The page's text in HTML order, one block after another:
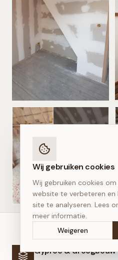
Gyproc & droogbouw
Wij gebruiken cookies
Wij gebruiken cookies
website te verbeteren en
site te analyseren. Lees
meer informatie.
Weigeren